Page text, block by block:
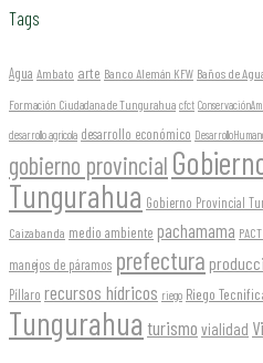
Tags
Agua Ambato arte Banco Alemán KFW Baños de
Formación Ciudadana de Tungurahua cfct
desarrollo agrícola desarrollo económico
gobierno provincial
Tungurahua Gobierno Provincial
Caizabanda medio ambiente pachamama
manejos de páramos prefectura
Píllaro recursos hídricos riego Riego
Tungurahua turismo vialidad